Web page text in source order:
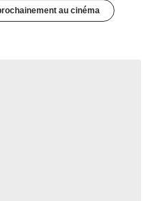
au cinéma